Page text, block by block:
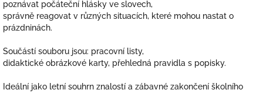
poznávat počáteční hlásky ve slovech,
správně reagovat v různých situacích, které mohou nastat o
prázdninách.
Součástí souboru jsou: pracovní listy,
didaktické obrázkové karty, přehledná pravidla s popisky.
Ideální jako letní souhrn znalostí a zábavné zakončení školního